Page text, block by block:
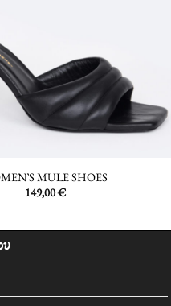
MULE SHOES
149,00€